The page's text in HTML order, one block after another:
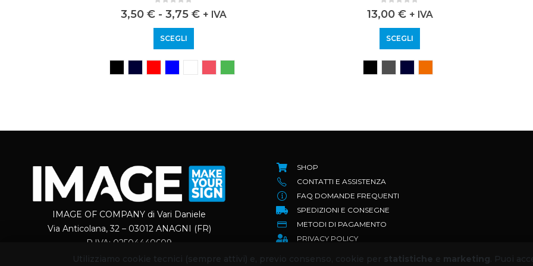
out of 5
3,50 € - 3,75 € + IVA
SCEGLI
0out of 5
13,00 € + IVA
SCEGLI
IMAGE OF COMPANY di Vari Daniele
Via Anticolana, 32 – 03012 ANAGNI (FR)
P.IVA: 02504440609
SHOP
CONTATTI E ASSISTENZA
FAQ DOMANDE FREQUENTI
SPEDIZIONI E CONSEGNE
METODI DI PAGAMENTO
PRIVACY POLICY
Utilizziamo cookie tecnici (sempre attivi) e, previo consenso, cookie per statistiche e marketing. Puoi